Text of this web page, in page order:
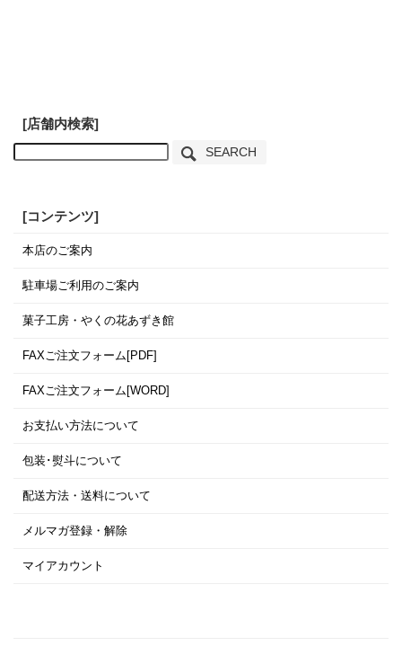
[店舗内検索]
SEARCH
[コンテンツ]
本店のご案内
駐車場ご利用のご案内
菓子工房・やくの花あずき館
FAXご注文フォーム[PDF]
FAXご注文フォーム[WORD]
お支払い方法について
包装･熨斗について
配送方法・送料について
メルマガ登録・解除
マイアカウント